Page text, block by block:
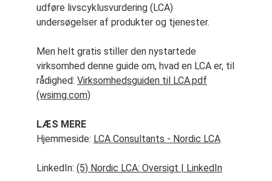
udføre livscyklusvurdering (LCA)
undersøgelser af produkter og tjenester.
Men helt gratis stiller den nystartede
virksomhed denne guide om, hvad en LCA er, til
rådighed: Virksomhedsguiden til LCA.pdf
(wsimg.com)
LÆS MERE
Hjemmeside: LCA Consultants - Nordic LCA
LinkedIn: (5) Nordic LCA: Oversigt | LinkedIn